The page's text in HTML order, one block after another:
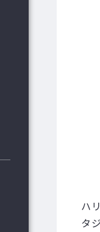
ハ
タ